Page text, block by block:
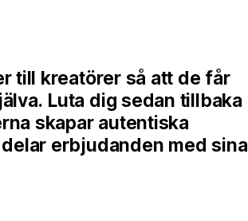
till kreatörer så att de får
Luta dig sedan tillbaka
skapar autentiska
erbjudanden med sina